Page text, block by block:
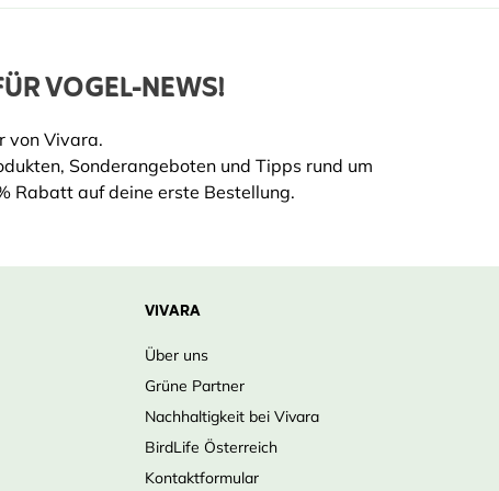
für die tägliche Vogelfütterung
geformter Griff für bessere Kontrolle
für die Vogelfütterung entwickelt
zuverlässig und praktisch im täglichen Einsatz
VOGEL-NEWS!
von Vivara.
Sonderangeboten und Tipps rund um
Rabatt auf deine erste Bestellung.
VIVARA
Über uns
Grüne Partner
Nachhaltigkeit bei Vivara
BirdLife Österreich
Kontaktformular